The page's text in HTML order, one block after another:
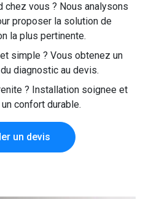
chez vous ? Nous analysons
proposer la solution de
la plus pertinente.
simple ? Vous obtenez un
diagnostic au devis.
? Installation soignee et
confort durable.
un devis